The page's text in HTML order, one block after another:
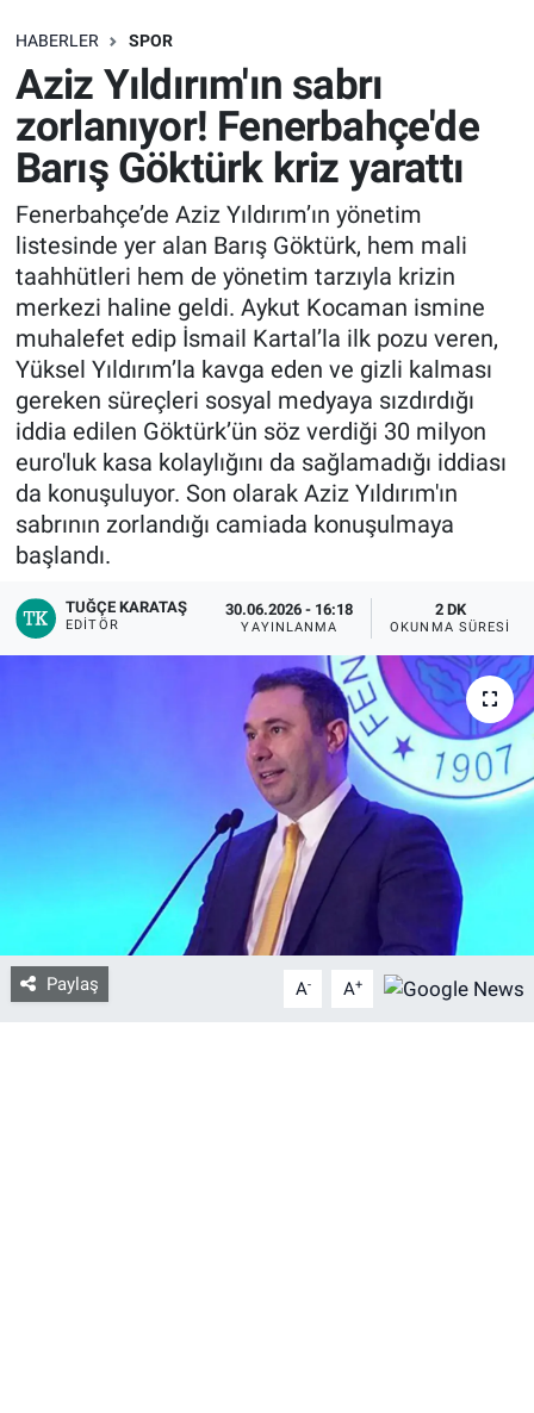
HABERLER SPOR
Aziz Yıldırım'ın sabrı
zorlanıyor! Fenerbahçe'de
Barış Göktürk kriz yarattı
Fenerbahçe’de Aziz Yıldırım’ın yönetim
listesinde yer alan Barış Göktürk, hem mali
taahhütleri hem de yönetim tarzıyla krizin
merkezi haline geldi. Aykut Kocaman ismine
muhalefet edip İsmail Kartal’la ilk pozu veren,
Yüksel Yıldırım’la kavga eden ve gizli kalması
gereken süreçleri sosyal medyaya sızdırdığı
iddia edilen Göktürk’ün söz verdiği 30 milyon
euro'luk kasa kolaylığını da sağlamadığı iddiası
da konuşuluyor. Son olarak Aziz Yıldırım'ın
sabrının zorlandığı camiada konuşulmaya
başlandı.
TUĞÇE KARATAŞ
EDITÖR
30.06.2026 - 16:18
YAYINLANMA
2 DK
OKUNMA SÜRESI
Paylaş A- A+
SAĞLIK
EKONOMİ
EĞİTİM
ÖZEL HABER
Keşfet
ASTROLOJİ
MANŞET
RESMİ İLANLAR
İLAN
İletişim/Künye
İletişim (Künye)